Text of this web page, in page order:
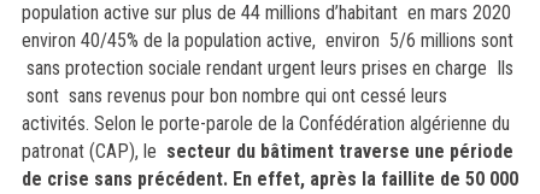
population active sur plus de 44 millions d’habitant en mars 2020
environ 40/45% de la population active, environ 5/6 millions sont
sans protection sociale rendant urgent leurs prises en charge Ils
sont sans revenus pour bon nombre qui ont cessé leurs
activités. Selon le porte-parole de la Confédération algérienne du
patronat (CAP), le secteur du bâtiment traverse une période
de crise sans précédent. En effet, après la faillite de 50 000